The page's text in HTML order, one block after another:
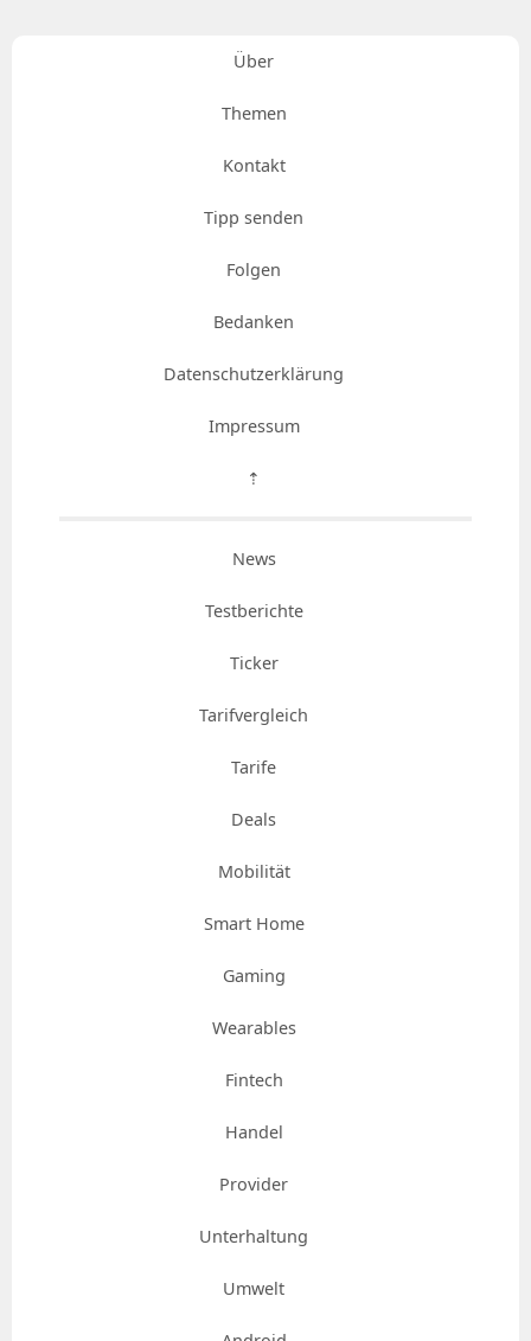
Über
Themen
Kontakt
Tipp senden
Folgen
Bedanken
Datenschutzerklärung
Impressum
⇡
News
Testberichte
Ticker
Tarifvergleich
Tarife
Deals
Mobilität
Smart Home
Gaming
Wearables
Fintech
Handel
Provider
Unterhaltung
Umwelt